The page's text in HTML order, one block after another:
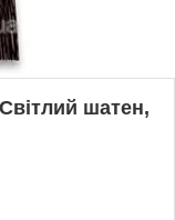
шатен,